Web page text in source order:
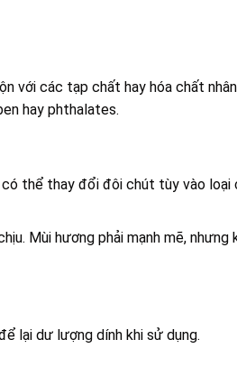
với các tạp chất hay hóa chất
hay phthalates.
thể thay đổi đôi chút tùy vào loại
Mùi hương phải mạnh mẽ, nhưng
lại dư lượng dính khi sử dụng.